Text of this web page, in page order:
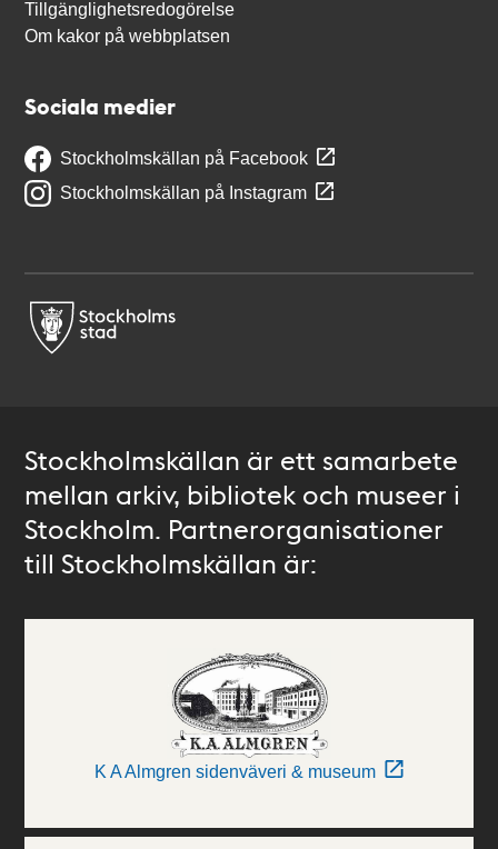
Tillgänglighetsredogörelse
Om kakor på webbplatsen
Sociala medier
Stockholmskällan på Facebook
Stockholmskällan på Instagram
Stockholmskällan är ett samarbete
mellan arkiv, bibliotek och museer i
Stockholm. Partnerorganisationer
till Stockholmskällan är:
K A Almgren sidenväveri & museum